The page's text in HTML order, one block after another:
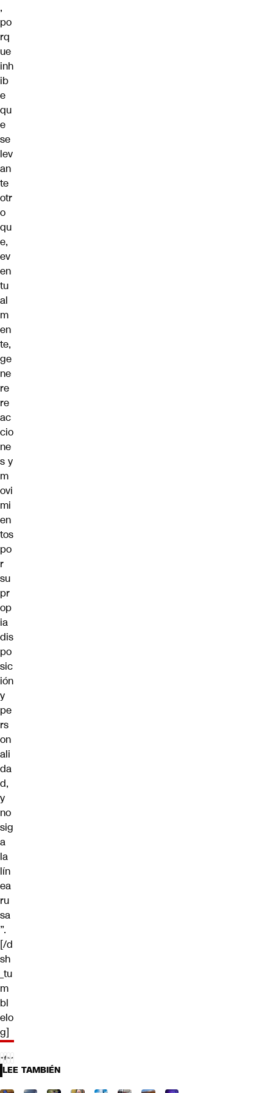
,
po
rq
ue
inh
ib
e
qu
e
se
lev
an
te
otr
o
qu
e,
ev
en
tu
al
m
en
te,
ge
ne
re
re
ac
cio
ne
s y
m
ovi
mi
en
tos
po
r
su
pr
op
ia
dis
po
sic
ión
y
pe
rs
on
ali
da
d,
y
no
sig
a
la
lín
ea
ru
sa
”.
[/d
sh
_tu
m
bl
elo
g]
LEE TAMBIÉN